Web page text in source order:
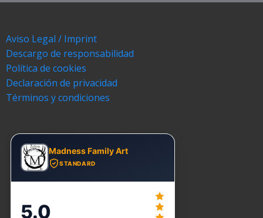
Aviso Legal / Imprint
Descargo de responsabilidad
Política de cookies
Declaración de privacidad
Términos y condiciones